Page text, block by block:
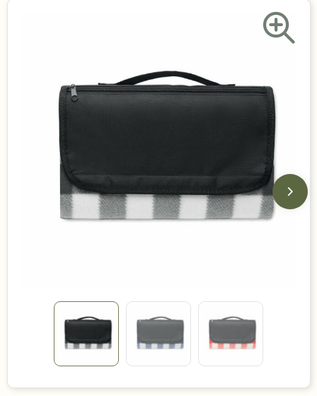
Duurzame keuzes
Made in Europe
Recycled
Bestsellers